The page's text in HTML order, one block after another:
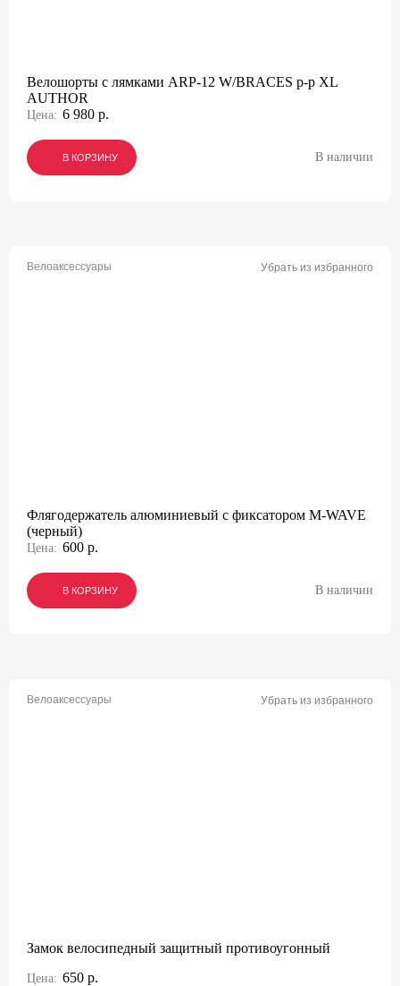
Велошорты с лямками ARP-12 W/BRACES р-р XL
AUTHOR
Цена: 6 980 р.
В КОРЗИНУ
В КОРЗИНУ
В КОРЗИНУ В наличии
Велоаксессуары Убрать из избранного
Флягодержатель алюминиевый с фиксатором M-WAVE
(черный)
Цена: 600 р.
В КОРЗИНУ
В КОРЗИНУ
В КОРЗИНУ В наличии
Велоаксессуары Убрать из избранного
Замок велосипедный защитный противоугонный
Цена: 650 р.